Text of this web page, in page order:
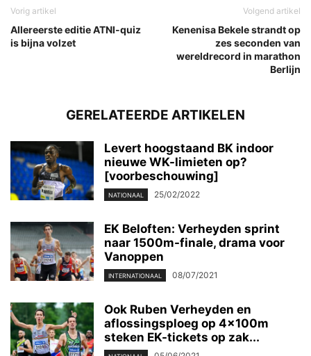
Vorig artikel
Allereerste editie ATNI-quiz
is bijna volzet
Volgend artikel
Kenenisa Bekele strandt op
zes seconden van
wereldrecord in marathon
Berlijn
GERELATEERDE ARTIKELEN
Levert hoogstaand BK indoor
nieuwe WK-limieten op?
[voorbeschouwing]
NATIONAAL 25/02/2022
EK Beloften: Verheyden sprint
naar 1500m-finale, drama voor
Vanoppen
INTERNATIONAAL 08/07/2021
Ook Ruben Verheyden en
aflossingsploeg op 4x100m
steken EK-tickets op zak...